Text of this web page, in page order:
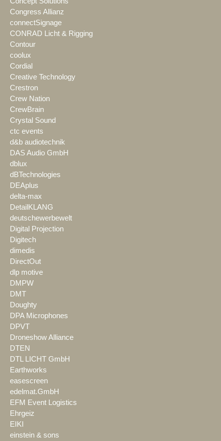
Congress Allianz
connectSignage
CONRAD Licht & Rigging
Contour
coolux
Cordial
Creative Technology
Crestron
Crew Nation
CrewBrain
Crystal Sound
ctc events
d&b audiotechnik
DAS Audio GmbH
dblux
dBTechnologies
DEAplus
delta-max
DetailKLANG
deutschewerbewelt
Digital Projection
Digitech
dimedis
DirectOut
dlp motive
DMPW
DMT
Doughty
DPA Microphones
DPVT
Droneshow Alliance
DTEN
DTL LICHT GmbH
Earthworks
easescreen
edelmat.GmbH
EFM Event Logistics
Ehrgeiz
EIKI
einstein & sons